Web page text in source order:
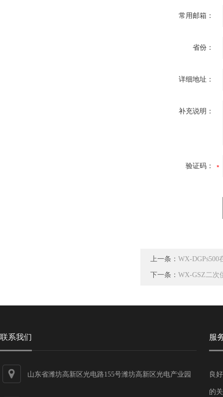
常用邮箱：
省份：
详细地址：
补充说明：
验证码：
上一条： WX-DGPs500
下一条： WX-GSZ二次
联系我们
山东省潍坊高新区光电路155号潍坊高新区光电产业园
服
良
的